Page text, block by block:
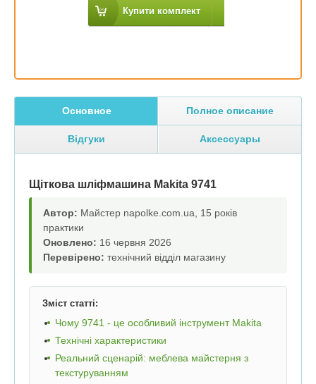
Купити комплект
Основное Полное описание
Відгуки Аксессуары
Щіткова шліфмашина Makita 9741
Автор: Майстер napolke.com.ua, 15 років
практики
Оновлено: 16 червня 2026
Перевірено: технічний відділ магазину
Зміст статті:
Чому 9741 - це особливий інструмент Makita
Технічні характеристики
Реальний сценарій: меблева майстерня з
текстуруванням